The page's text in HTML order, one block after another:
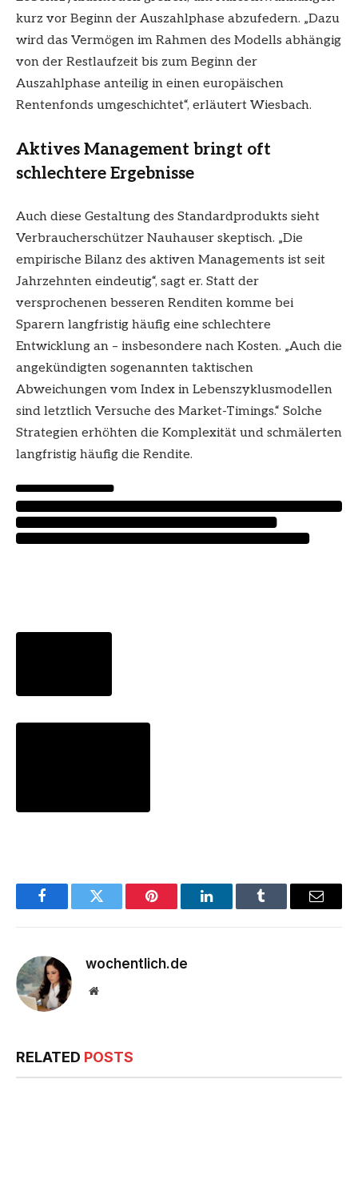
kurz vor Beginn der Auszahlphase abzufedern. „Dazu
wird das Vermögen im Rahmen des Modells abhängig
von der Restlaufzeit bis zum Beginn der
Auszahlphase anteilig in einen europäischen
Rentenfonds umgeschichtet“, erläutert Wiesbach.
Aktives Management bringt oft
schlechtere Ergebnisse
Auch diese Gestaltung des Standardprodukts sieht
Verbraucherschützer Nauhauser skeptisch. „Die
empirische Bilanz des aktiven Managements ist seit
Jahrzehnten eindeutig“, sagt er. Statt der
versprochenen besseren Renditen komme bei
Sparern langfristig häufig eine schlechtere
Entwicklung an – insbesondere nach Kosten. „Auch die
angekündigten sogenannten taktischen
Abweichungen vom Index in Lebenszyklusmodellen
sind letztlich Versuche des Market-Timings.“ Solche
Strategien erhöhten die Komplexität und schmälerten
langfristig häufig die Rendite.
FacebookTwitter Pinterest LinkedInTumblr Email
wochentlich.de
Website
RELATED POSTS